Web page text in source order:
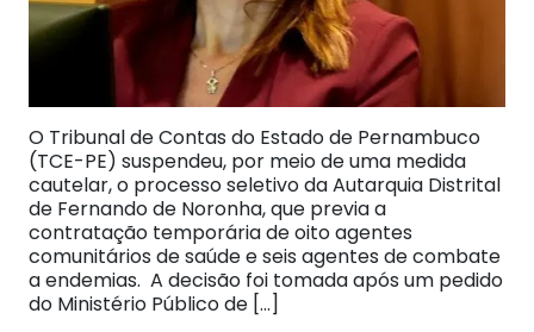
O Tribunal de Contas do Estado de Pernambuco
(TCE-PE) suspendeu, por meio de uma medida
cautelar, o processo seletivo da Autarquia Distrital
de Fernando de Noronha, que previa a
contratação temporária de oito agentes
comunitários de saúde e seis agentes de combate
a endemias. A decisão foi tomada após um pedido
do Ministério Público de […]